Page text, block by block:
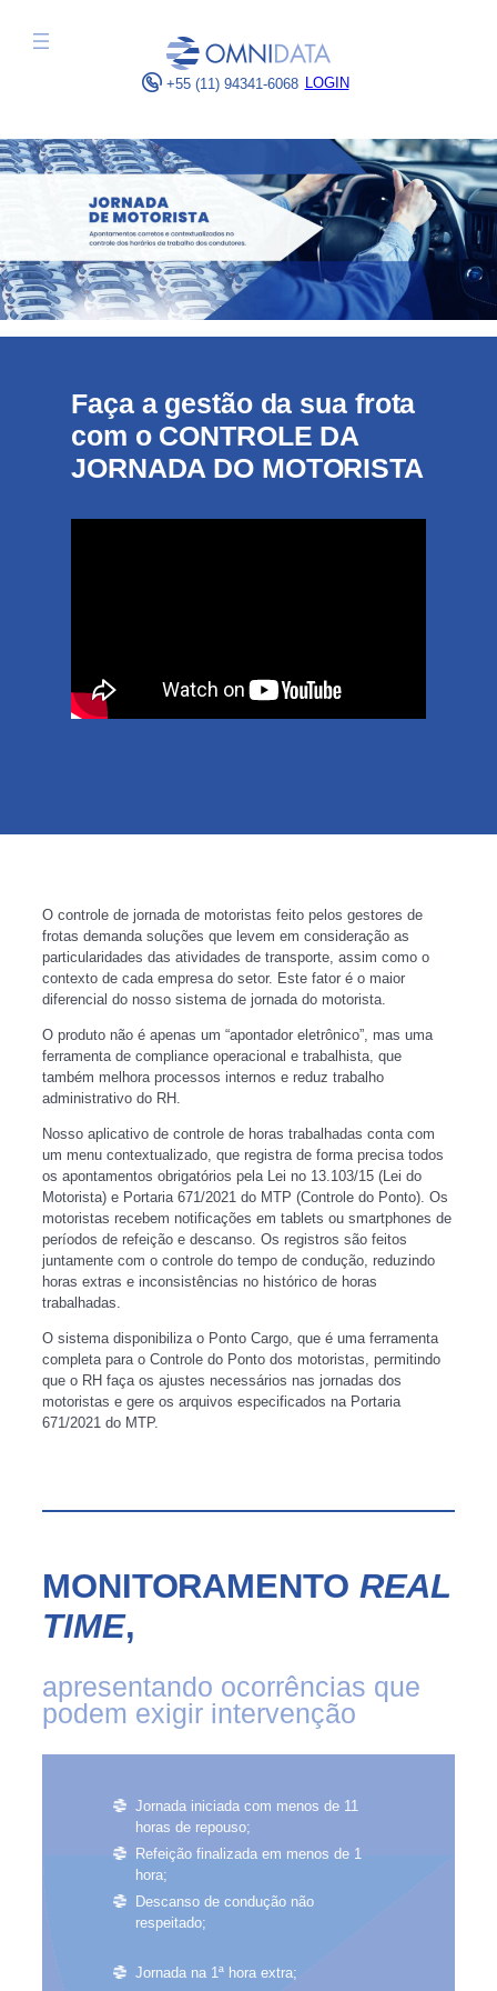
para
+55 (11) 94341-6068 LOGIN
Faça a gestão da sua frota
com oCONTROLE DA
JORNADA DO MOTORISTA
O controle de jornada de motoristas feito pelos gestores de
frotas demanda soluções que levem em consideração as
particularidades das atividades de transporte, assim como o
contexto de cada empresa do setor. Este fator é o maior
diferencial do nosso sistema de jornada do motorista.
O produto não é apenas um “apontador eletrônico”, mas uma
ferramenta de compliance operacional e trabalhista, que
também melhora processos internos e reduz trabalho
administrativo do RH.
Nosso aplicativo de controle de horas trabalhadas conta com
um menu contextualizado, que registra de forma precisa todos
os apontamentos obrigatórios pela Lei no 13.103/15 (Lei do
Motorista) e Portaria 671/2021 do MTP (Controle do Ponto). Os
motoristas recebem notificações em tablets ou smartphones de
períodos de refeição e descanso. Os registros são feitos
juntamente com o controle do tempo de condução, reduzindo
horas extras e inconsistências no histórico de horas
trabalhadas.
O sistema disponibiliza o Ponto Cargo, que é uma ferramenta
completa para o Controle do Ponto dos motoristas, permitindo
que o RH faça os ajustes necessários nas jornadas dos
motoristas e gere os arquivos especificados na Portaria
671/2021 do MTP.
MONITORAMENTO REAL
TIME,
apresentando ocorrências que
podem exigir intervenção
Jornada iniciada com menos de 11
horas de repouso;
Refeição finalizada em menos de 1
hora;
Descanso de condução não
respeitado;
Jornada na 1ª hora extra;